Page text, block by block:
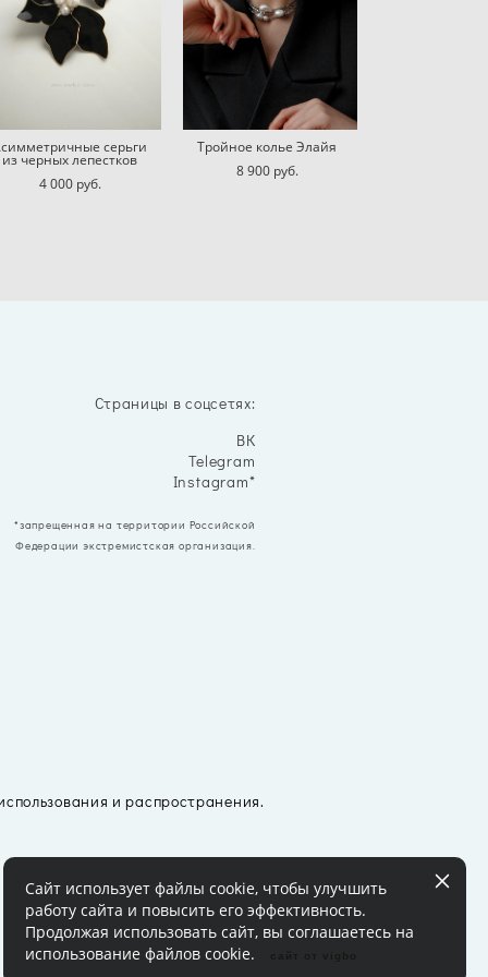
серьги
из черных лепестков
4 000 pуб.
Тройное колье Элайя
8 900 pуб.
Страницы в соцсетях:
ВК
Telegram
Instagram*
*запрещенная на территории Российской
Федерации экстремистская организация.
и распространения.
Сайт использует файлы cookie, чтобы улучшить
работу сайта и повысить его эффективность.
Продолжая использовать сайт, вы соглашаетесь на
использование файлов cookie.